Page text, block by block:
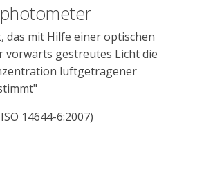
das mit Hilfe einer optischen
vorwärts gestreutes Licht die
luftgetragener
14644-6:2007)